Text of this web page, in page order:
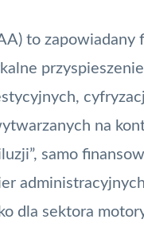
to zapowiadany
na
”, samo
dla sektora